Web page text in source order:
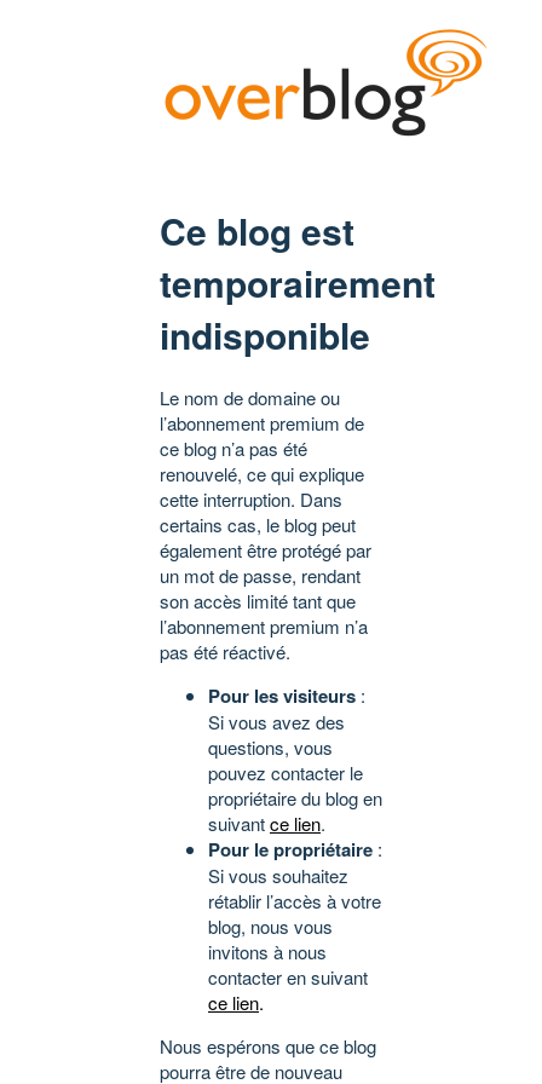
Ce blog est
temporairement
indisponible
Le nom de domaine ou
l’abonnement premium de
ce blog n’a pas été
renouvelé, ce qui explique
cette interruption. Dans
certains cas, le blog peut
également être protégé par
un mot de passe, rendant
son accès limité tant que
l’abonnement premium n’a
pas été réactivé.
Pour les visiteurs :
Si vous avez des
questions, vous
pouvez contacter le
propriétaire du blog en
suivantce lien.
Pour le propriétaire :
Si vous souhaitez
rétablir l’accès à votre
blog, nous vous
invitons à nous
contacter en suivant
ce lien.
Nous espérons que ce blog
pourra être de nouveau